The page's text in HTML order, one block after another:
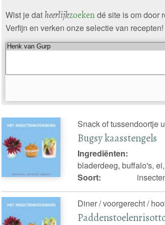
Wist je dat heerlijkzoekendé site is om door
Verfijn en verken onze selectie van recepten!
Snack of tussendoortje
Bugsy kaasstengels
Ingrediënten:
bladerdeeg, buffalo's,
Soort:
Diner / voorgerecht /